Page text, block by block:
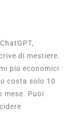
di mestiere.
più economici
costa solo 10
mese. Puoi